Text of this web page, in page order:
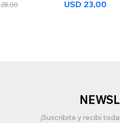
28,00 USD 23,00
¡Suscribite y recibí